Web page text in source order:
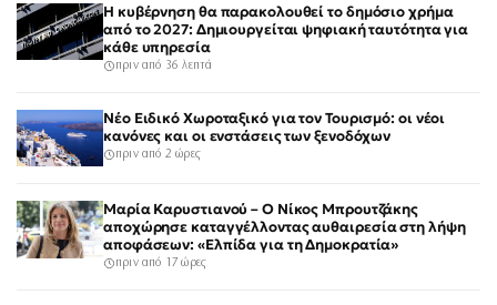
Η κυβέρνηση θα παρακολουθεί το δημόσιο χρήμα
από το 2027: Δημιουργείται ψηφιακή ταυτότητα για
κάθε υπηρεσία
πριν από 36 λεπτά
Νέο Ειδικό Χωροταξικό για τον Τουρισμό: οι νέοι
κανόνες και οι ενστάσεις των ξενοδόχων
πριν από 2 ώρες
Μαρία Καρυστιανού – Ο Νίκος Μπρουτζάκης
αποχώρησε καταγγέλλοντας αυθαιρεσία στη λήψη
αποφάσεων: «Ελπίδα για τη Δημοκρατία»
πριν από 17 ώρες